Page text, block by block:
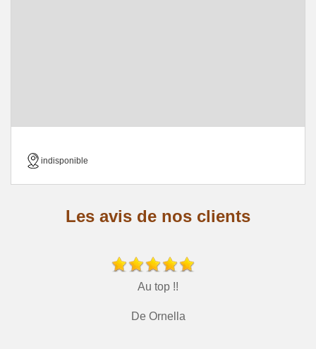
indisponible
Les avis de nos clients
Au top !!
De Ornella